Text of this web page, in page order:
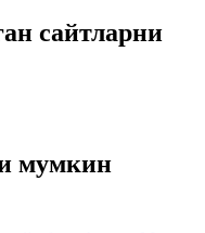
сайтларни
мумкин